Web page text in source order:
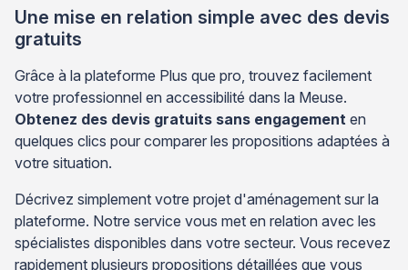
Une mise en relation simple avec des devis
gratuits
Grâce à la plateforme Plus que pro, trouvez facilement
votre professionnel en accessibilité dans la Meuse.
Obtenez des devis gratuits sans engagement en
quelques clics pour comparer les propositions adaptées à
votre situation.
Décrivez simplement votre projet d'aménagement sur la
plateforme. Notre service vous met en relation avec les
spécialistes disponibles dans votre secteur. Vous recevez
rapidement plusieurs propositions détaillées que vous